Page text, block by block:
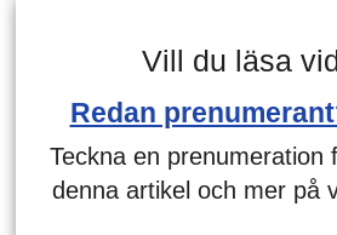
Vill du läsa
Redan
Teckna en prenumeration
denna artikel och mer på